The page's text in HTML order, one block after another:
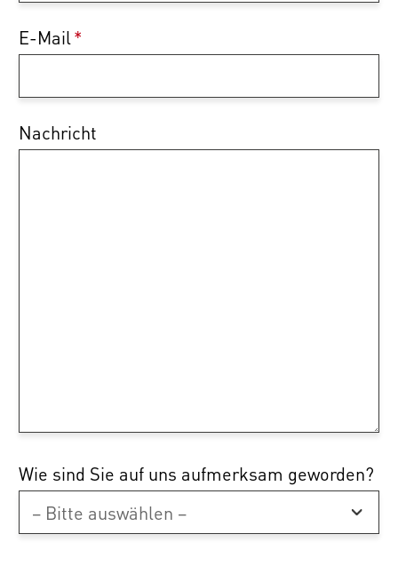
E-Mail*
Nachricht
Wie sind Sie auf uns aufmerksam geworden?